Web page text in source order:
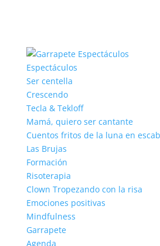
Espectáculos
Ser centella
Crescendo
Tecla & Tekloff
Mamá, quiero ser cantante
Cuentos fritos de la luna en
Las Brujas
Formación
Risoterapia
Clown Tropezando con la risa
Emociones positivas
Mindfulness
Garrapete
Agenda